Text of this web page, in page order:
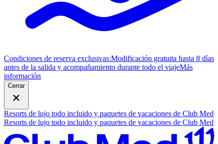
Condiciones de reserva exclusivas:Modificación gratuita hasta 8 días
antes de la salida y acompañamiento durante todo el viajeMás
información
Cerrar
Resorts de lujo todo incluido y paquetes de vacaciones de Club Med
Resorts de lujo todo incluido y paquetes de vacaciones de Club Med